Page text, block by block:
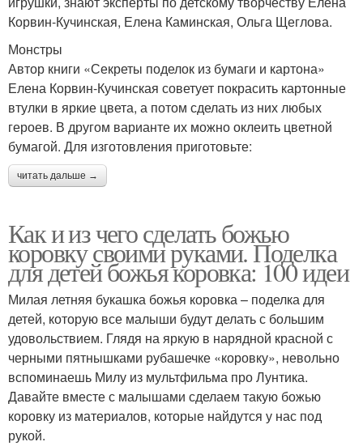
Корвин-Кучинская, Елена Каминская, Ольга Щеглова.
Монстры
Автор книги «Секреты поделок из бумаги и картона»
Елена Корвин-Кучинская советует покрасить картонные
втулки в яркие цвета, а потом сделать из них любых
героев. В другом варианте их можно оклеить цветной
бумагой. Для изготовления приготовьте:
читать дальше →
Как и из чего сделать божью
коровку своими руками. Поделка
для детей божья коровка: 100 идеи
Милая летняя букашка божья коровка – поделка для
детей, которую все малыши будут делать с большим
удовольствием. Глядя на яркую в нарядной красной с
черными пятнышками рубашечке «коровку», невольно
вспоминаешь Милу из мультфильма про Лунтика.
Давайте вместе с малышами сделаем такую божью
коровку из материалов, которые найдутся у нас под
рукой.